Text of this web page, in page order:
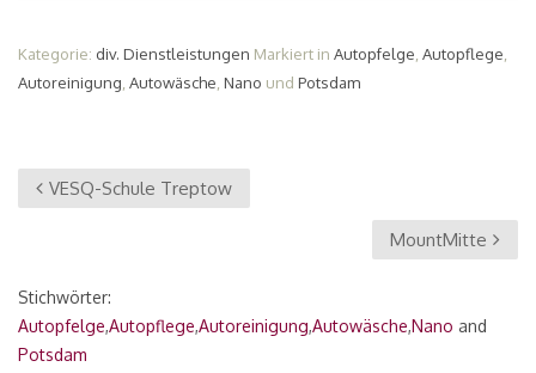
Kategorie: div. Dienstleistungen Markiert in Autopfelge, Autopflege,
Autoreinigung, Autowäsche, Nano und Potsdam
VESQ-Schule Treptow
MountMitte
Stichwörter:
Autopfelge,Autopflege,Autoreinigung,Autowäsche,Nano and
Potsdam